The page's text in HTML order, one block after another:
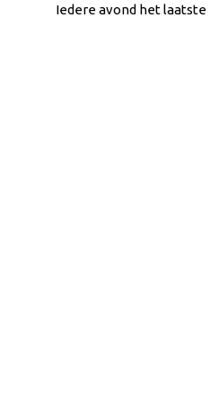
Iedere avond het laatste